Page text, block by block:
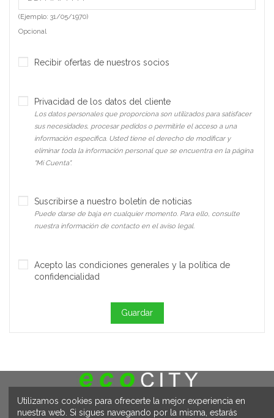
(Ejemplo: 31/05/1970)
Opcional
Recibir ofertas de nuestros socios
Privacidad de los datos del cliente
Los datos personales que proporciona son utilizados para satisfacer
sus necesidades, procesar pedidos o permitirle el acceso a una
información específica. Usted tiene el derecho de modificar y
eliminar toda la información personal que se encuentra en la página
"Mi Cuenta".
Suscribirse a nuestro boletín de noticias
Puede darse de baja en cualquier momento. Para ello, consulte
nuestra información de contacto en el aviso legal.
Acepto las condiciones generales y la política de
confidencialidad
Guardar
Utilizamos cookies para ofrecerte la mejor experiencia en
nuestra web. Si sigues navegando por la misma, estarás